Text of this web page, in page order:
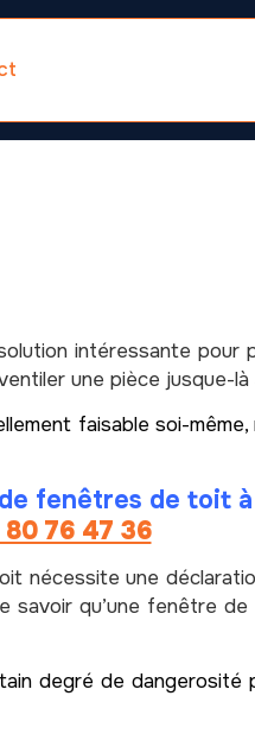
intéressante pour
une pièce jusque-là
faisable soi-
fenêtres de toit
76 47 36
nécessite une
qu’une fenêtre
degré de dangerosité